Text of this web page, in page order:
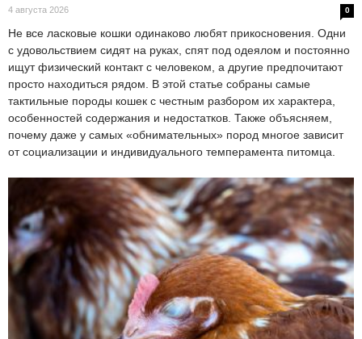
4 августа 2026 0
Не все ласковые кошки одинаково любят прикосновения. Одни
с удовольствием сидят на руках, спят под одеялом и постоянно
ищут физический контакт с человеком, а другие предпочитают
просто находиться рядом. В этой статье собраны самые
тактильные породы кошек с честным разбором их характера,
особенностей содержания и недостатков. Также объясняем,
почему даже у самых «обнимательных» пород многое зависит
от социализации и индивидуального темперамента питомца.